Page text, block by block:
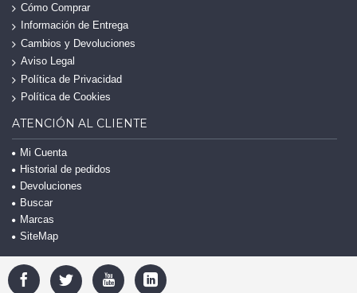
Cómo Comprar
Información de Entrega
Cambios y Devoluciones
Aviso Legal
Política de Privacidad
Política de Cookies
ATENCIÓN AL CLIENTE
Mi Cuenta
Historial de pedidos
Devoluciones
Buscar
Marcas
SiteMap